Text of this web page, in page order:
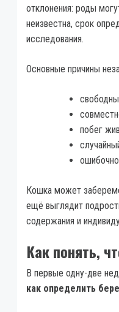
отклонения: роды
неизвестна, срок
исследования.
Основные причины
побег
Кошка может
ещё выглядит
содержания и
Как понять,
В первые одну-две
как определить